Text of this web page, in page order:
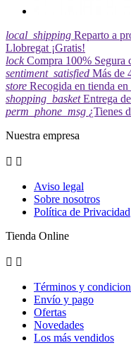
local_shipping Reparto a
Llobregat ¡Gratis!
lock Compra 100% Segura
sentiment_satisfied Más de
store Recogida en tienda
shopping_basket Entrega
perm_phone_msg ¿Tienes
Nuestra empresa
 
Aviso legal
Sobre nosotros
Política de Privacidad
Tienda Online
 
Términos y
Envío y pago
Ofertas
Novedades
Los más vendidos